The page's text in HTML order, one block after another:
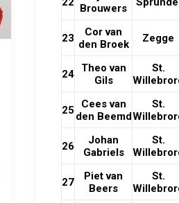
Brouwers
23
Cor van
den Broek
Zegge
24
Theo van
Gils
St.
25
Cees van
den Beemd
St.
26
Johan
Gabriels
St.
27
Piet van
Beers
St.